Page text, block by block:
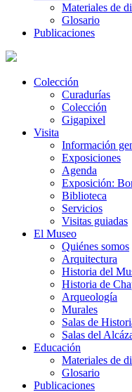
Materiales de
Glosario
Publicaciones
Colección
Curadurías
Colección
Gigapixel
Visita
Información
Exposiciones
Agenda
Exposición:
Biblioteca
Servicios
Visitas guiadas
El Museo
Quiénes somos
Arquitectura
Historia del
Historia de
Arqueología
Murales
Salas de
Salas del
Educación
Materiales de
Glosario
Publicaciones